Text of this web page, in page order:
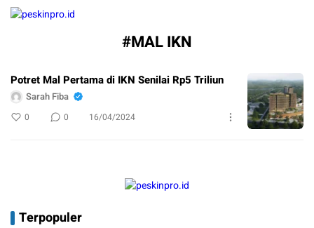
#MAL IKN
Potret Mal Pertama di IKN Senilai Rp5 Triliun
Sarah Fiba
0 0 16/04/2024
Terpopuler